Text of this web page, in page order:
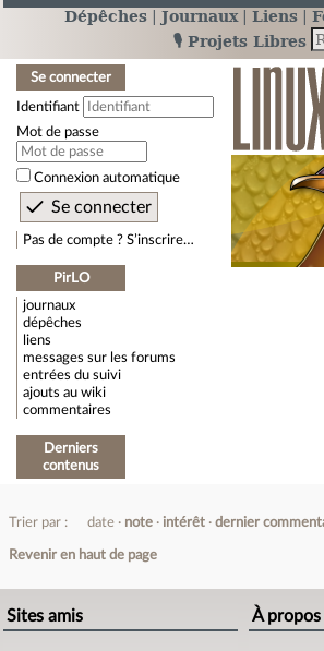
Dépêches Journaux Liens
🎙️ Projets Libres
Se connecter
Identifiant
Mot de passe
Connexion automatique
Pas de compte ? S’inscrire…
PirLO
journaux
dépêches
liens
messages sur les forums
entrées du suivi
ajouts au wiki
commentaires
Derniers
contenus
Trier par : date note intérêt dernier
Revenir en haut de page
Sites amis À